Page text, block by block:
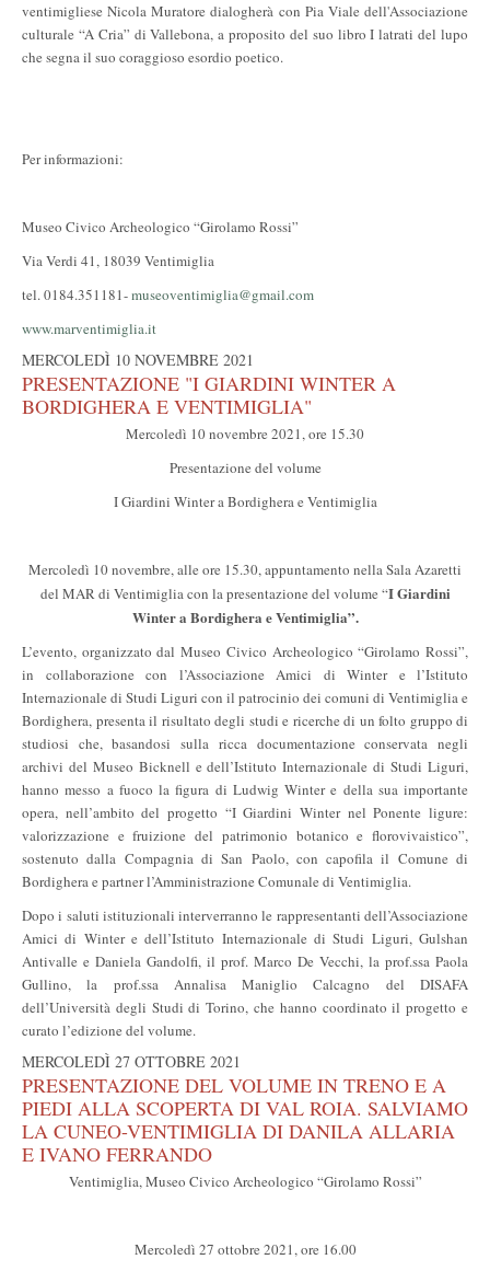
ventimigliese Nicola Muratore dialogherà con Pia Viale dell'Associazione
culturale “A Cria” di Vallebona, a proposito del suo libro I latrati del lupo
che segna il suo coraggioso esordio poetico.
Per informazioni:
Museo Civico Archeologico “Girolamo Rossi”
Via Verdi 41, 18039 Ventimiglia
tel. 0184.351181-museoventimiglia@gmail.com
www.marventimiglia.it
MERCOLEDÌ 10 NOVEMBRE 2021
PRESENTAZIONE "I GIARDINI WINTER A
BORDIGHERA E VENTIMIGLIA"
Mercoledì 10 novembre 2021, ore 15.30
Presentazione del volume
I Giardini Winter a Bordighera e Ventimiglia
Mercoledì 10 novembre, alle ore 15.30, appuntamento nella Sala Azaretti
del MAR di Ventimiglia con la presentazione del volume “I Giardini
Winter a Bordighera e Ventimiglia”.
L’evento, organizzato dal Museo Civico Archeologico “Girolamo Rossi”,
in collaborazione con l’Associazione Amici di Winter e l’Istituto
Internazionale di Studi Liguri con il patrocinio dei comuni di Ventimiglia e
Bordighera, presenta il risultato degli studi e ricerche di un folto gruppo di
studiosi che, basandosi sulla ricca documentazione conservata negli
archivi del Museo Bicknell e dell’Istituto Internazionale di Studi Liguri,
hanno messo a fuoco la figura di Ludwig Winter e della sua importante
opera, nell’ambito del progetto “I Giardini Winter nel Ponente ligure:
valorizzazione e fruizione del patrimonio botanico e florovivaistico”,
sostenuto dalla Compagnia di San Paolo, con capofila il Comune di
Bordighera e partner l’Amministrazione Comunale di Ventimiglia.
Dopo i saluti istituzionali interverranno le rappresentanti dell’Associazione
Amici di Winter e dell’Istituto Internazionale di Studi Liguri, Gulshan
Antivalle e Daniela Gandolfi, il prof. Marco De Vecchi, la prof.ssa Paola
Gullino, la prof.ssa Annalisa Maniglio Calcagno del DISAFA
dell’Università degli Studi di Torino, che hanno coordinato il progetto e
curato l’edizione del volume.
MERCOLEDÌ 27 OTTOBRE 2021
PRESENTAZIONE DEL VOLUME IN TRENO E A
PIEDI ALLA SCOPERTA DI VAL ROIA. SALVIAMO
LA CUNEO-VENTIMIGLIA DI DANILA ALLARIA
E IVANO FERRANDO
Ventimiglia, Museo Civico Archeologico “Girolamo Rossi”
Mercoledì 27 ottobre 2021, ore 16.00